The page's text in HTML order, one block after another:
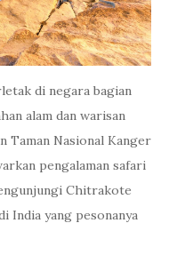
di negara bagian
alam dan warisan
Taman Nasional Kanger
pengalaman safari
Chitrakote
India yang pesonanya